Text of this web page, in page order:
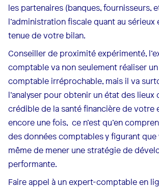
les partenaires (banques, fournisseurs,
l’administration fiscale quant au sérieux
tenue de votre bilan.
Conseiller de proximité expérimenté,
comptable va non seulement réaliser
comptable irréprochable, mais il va
l’analyser pour obtenir un état des
crédible de la santé financière de votre
encore une fois, ce n’est qu’en
des données comptables y figurant que
même de mener une stratégie de
performante.
Faire appel à un expert-comptable en